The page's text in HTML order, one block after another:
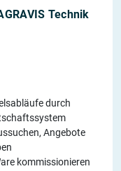
Technik
durch
Angebote
kommissionieren